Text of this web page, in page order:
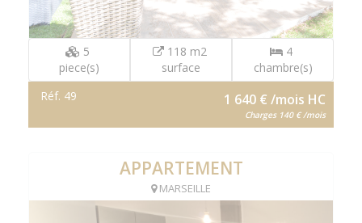
5
piece(s)
118 m2
surface
4
chambre(s)
Réf. 49
1 640 € /mois HC
Charges 140 € /mois
APPARTEMENT
MARSEILLE